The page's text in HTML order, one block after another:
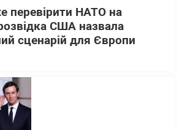
перевірити НАТО на
США назвала
сценарій для Європи